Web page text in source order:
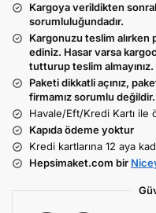
Kargoya verildikten
sorumluluğundadır.
Kargonuzu teslim alırken
ediniz. Hasar varsa
tutturup teslim almayınız.
Paketi dikkatli açınız,
firmamız sorumlu değildir.
Havale/Eft/Kredi Kartı ile
Kapıda ödeme yoktur
Kredi kartlarına 12 aya
Hepsimaket.com bir